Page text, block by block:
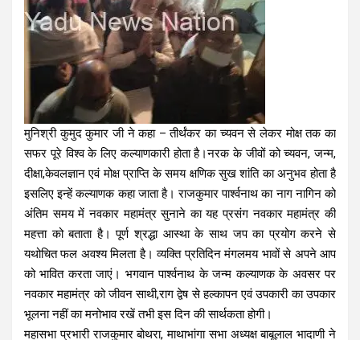
मुनिश्री कुमुद कुमार जी ने कहा – तीर्थंकर का च्यवन से लेकर मोक्ष तक का
सफर पूरे विश्व के लिए कल्याणकारी होता है।नरक के जीवों को च्यवन, जन्म,
दीक्षा,केवलज्ञान एवं मोक्ष प्राप्ति के समय क्षणिक सुख शांति का अनुभव होता है
इसलिए इन्हें कल्याणक कहा जाता है। राजकुमार पार्श्वनाथ का नाग नागिन को
अंतिम समय में नवकार महामंत्र सुनाने का यह प्रसंग नवकार महामंत्र की
महत्ता को बताता है। पूर्ण श्रद्धा आस्था के साथ जप का प्रयोग करने से
यथोचित फल अवश्य मिलता है। व्यक्ति प्रतिदिन मंगलमय भावों से अपने आप
को भावित करता जाएं। भगवान पार्श्वनाथ के जन्म कल्याणक के अवसर पर
नवकार महामंत्र को जीवन साथी,राग द्वेष से हल्कापन एवं उपकारी का उपकार
भूलना नहीं का मनोभाव रखें तभी इस दिन की सार्थकता होगी।
महासभा प्रभारी राजकुमार बोथरा, माथाभांगा सभा अध्यक्ष बाबूलाल भादाणी ने